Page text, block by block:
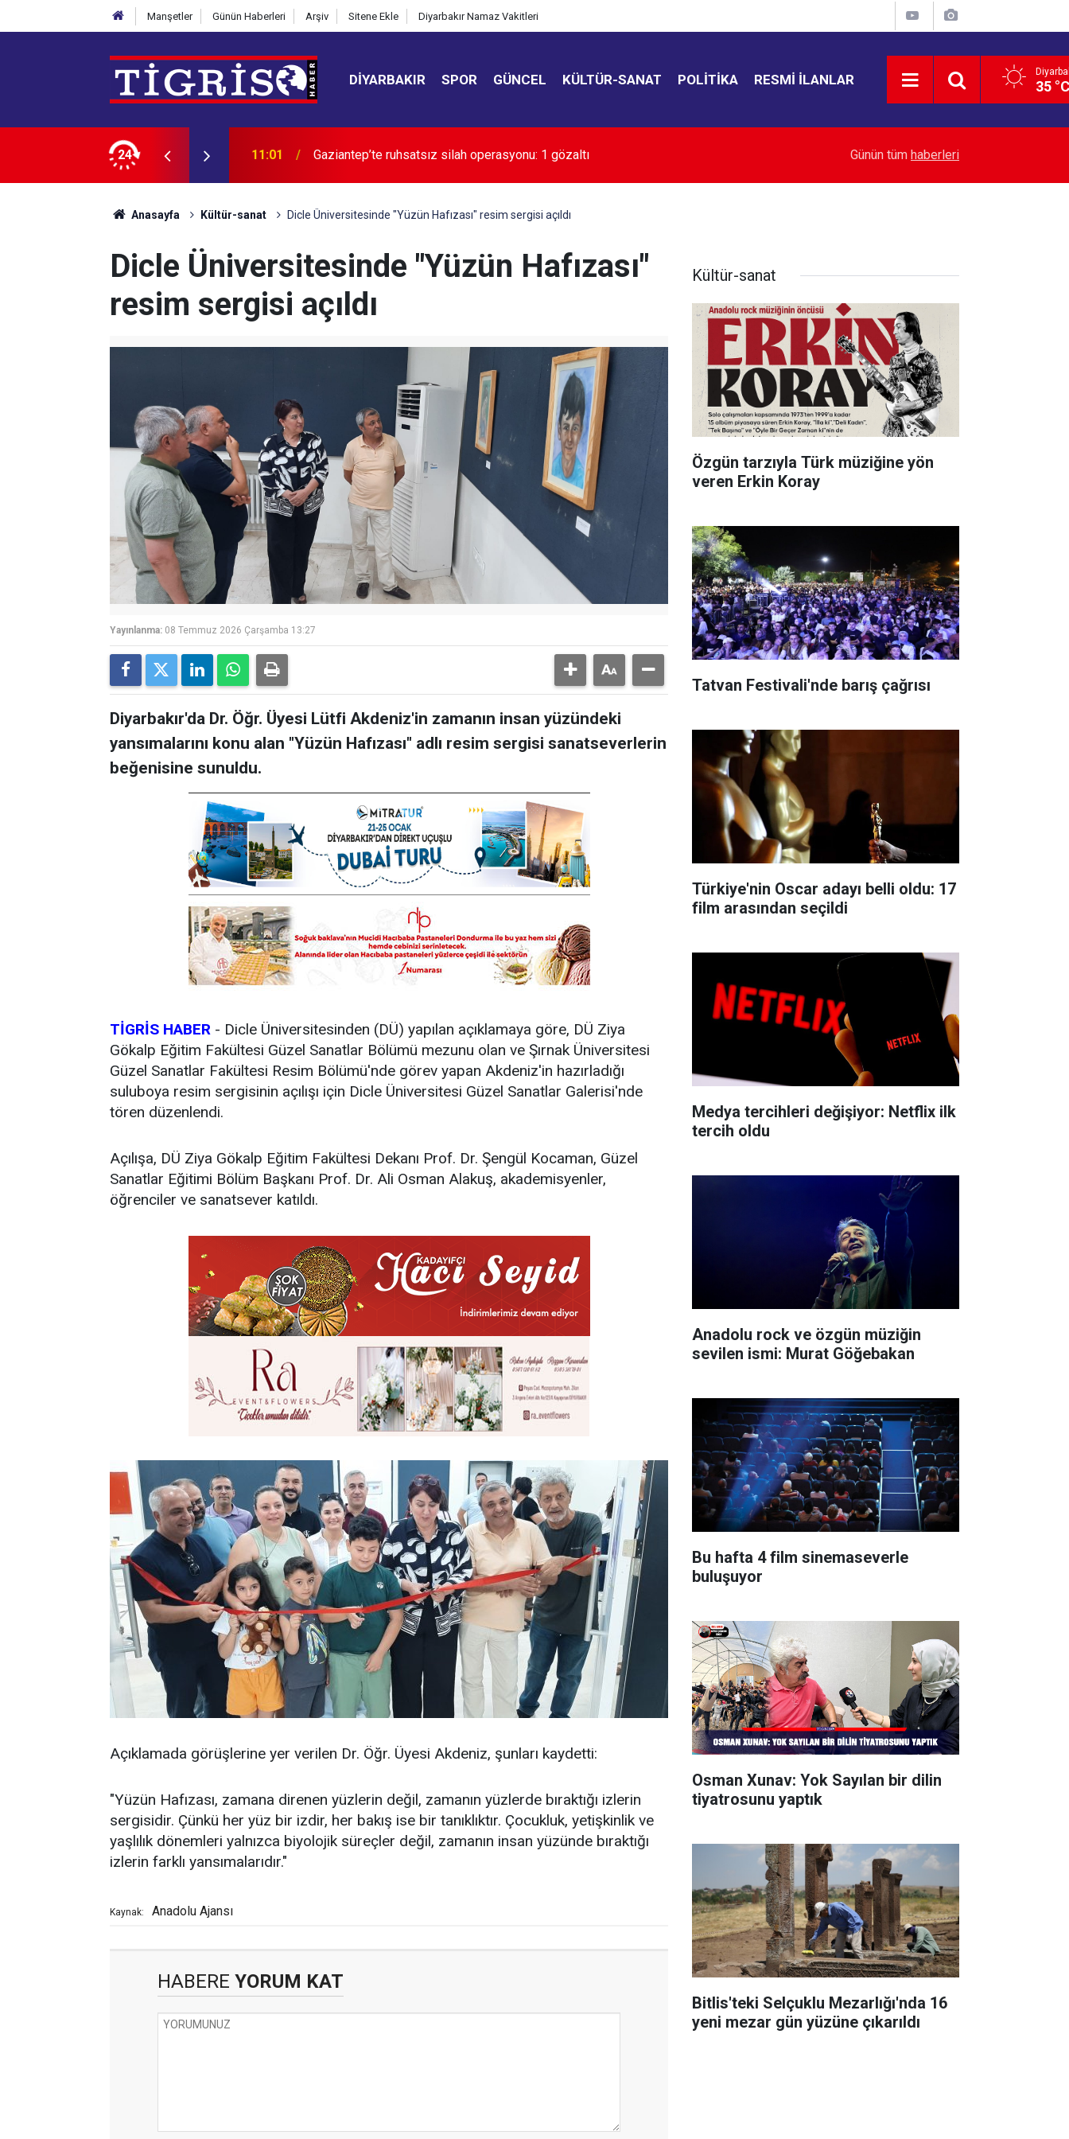
Manşetler Günün Haberleri Arşiv Sitene Ekle Diyarbakır Namaz Vakitleri
DIYARBAKIR SPOR GÜNCEL KÜLTÜR-SANAT POLITIKA RESMI İLANLAR 35
24 10:51 Seyir halindeki otomobil alev aldı Adana’da tünel faciası: İkinci işçi de yaşamını
Günün tüm haberleri
Anasayfa Kültür-sanat Dicle Üniversitesinde "Yüzün Hafızası" resim sergisi açıldı
Dicle Üniversitesinde "Yüzün Hafızası"
resim sergisi açıldı
Yayınlanma: 08 Temmuz 2026 Çarşamba 13:27
Diyarbakır'da Dr. Öğr. Üyesi Lütfi Akdeniz'in zamanın insan yüzündeki
yansımalarını konu alan "Yüzün Hafızası" adlı resim sergisi sanatseverlerin
beğenisine sunuldu.
TİGRİS HABER - Dicle Üniversitesinden (DÜ) yapılan açıklamaya göre, DÜ Ziya
Gökalp Eğitim Fakültesi Güzel Sanatlar Bölümü mezunu olan ve Şırnak Üniversitesi
Güzel Sanatlar Fakültesi Resim Bölümü'nde görev yapan Akdeniz'in hazırladığı
suluboya resim sergisinin açılışı için Dicle Üniversitesi Güzel Sanatlar Galerisi'nde
tören düzenlendi.
Açılışa, DÜ Ziya Gökalp Eğitim Fakültesi Dekanı Prof. Dr. Şengül Kocaman, Güzel
Sanatlar Eğitimi Bölüm Başkanı Prof. Dr. Ali Osman Alakuş, akademisyenler,
öğrenciler ve sanatsever katıldı.
Açıklamada görüşlerine yer verilen Dr. Öğr. Üyesi Akdeniz, şunları kaydetti:
"Yüzün Hafızası, zamana direnen yüzlerin değil, zamanın yüzlerde bıraktığı izlerin
sergisidir. Çünkü her yüz bir izdir, her bakış ise bir tanıklıktır. Çocukluk, yetişkinlik ve
yaşlılık dönemleri yalnızca biyolojik süreçler değil, zamanın insan yüzünde bıraktığı
izlerin farklı yansımalarıdır."
Kaynak: Anadolu Ajansı
HABERE YORUM KAT
Kültür-sanat
Özgün tarzıyla Türk müziğine yön
veren Erkin Koray
Tatvan Festivali'nde barış çağrısı
Türkiye'nin Oscar adayı belli oldu: 17
film arasından seçildi
Medya tercihleri değişiyor: Netflix ilk
tercih oldu
Anadolu rock ve özgün müziğin
sevilen ismi: Murat Göğebakan
Bu hafta 4 film sinemaseverle
buluşuyor
Osman Xunav: Yok Sayılan bir dilin
tiyatrosunu yaptık
Bitlis'teki Selçuklu Mezarlığı'nda 16
yeni mezar gün yüzüne çıkarıldı